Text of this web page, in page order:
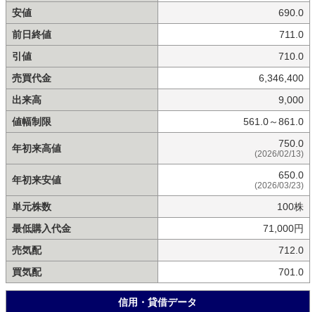
安値
690.0
前日終値
711.0
引値
710.0
売買代金
6,346,400
出来高
9,000
値幅制限
561.0～861.0
年初来高値 750.0
(2026/02/13)
年初来安値 650.0
(2026/03/23)
単元株数
100株
最低購入代金
71,000円
売気配
712.0
買気配
701.0
信用・貸借データ